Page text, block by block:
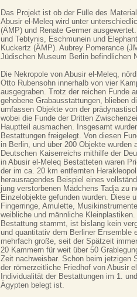
Das Projekt ist ob der Fülle des
Abusir el-Meleq wird unter
(ÄMP) und Renate Germer
und Tebtynis, Eschmunein und
Kuckertz (ÄMP). Aubrey Pomerance
Jüdischen Museum Berlin befindlichen
Die Nekropole von Abusir el-Meleq,
Otto Rubensohn innerhalb von vier
ausgegraben. Trotz der reichen Funde
gehobene Grabausstattungen, blieben
umfassen Objekte von der
wobei die Funde der Dritten
Hauptteil ausmachen. Insgesamt
Bestattungen freigelegt. Von diesen
in Berlin, und über 200 Objekte wurden
Deutschen Kaiserreichs mithilfe der
in Abusir el-Meleq Bestatteten waren
der im ca. 20 km entfernten
herausragendes Beispiel eines
jung verstorbenen Mädchens Tadja zu
Einzelobjekte gefunden wurden. Diese
Fingerringe, Amulette,
weibliche und männliche
Bestattung stammt, ist bislang kein
und quantitativ dem Berliner Ensemble
mehrfach große, seit der Spätzeit
20 Kammern für weit über 50
Zeit nachweisbar. Schon beim jetzigen
der römerzeitliche Friedhof von Abusir
Individualität der Bestattungen im 1.
Ägypten belegt ist.